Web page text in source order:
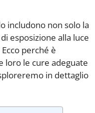
includono non solo la
esposizione alla luce
perché è
loro le cure adeguate
in dettaglio